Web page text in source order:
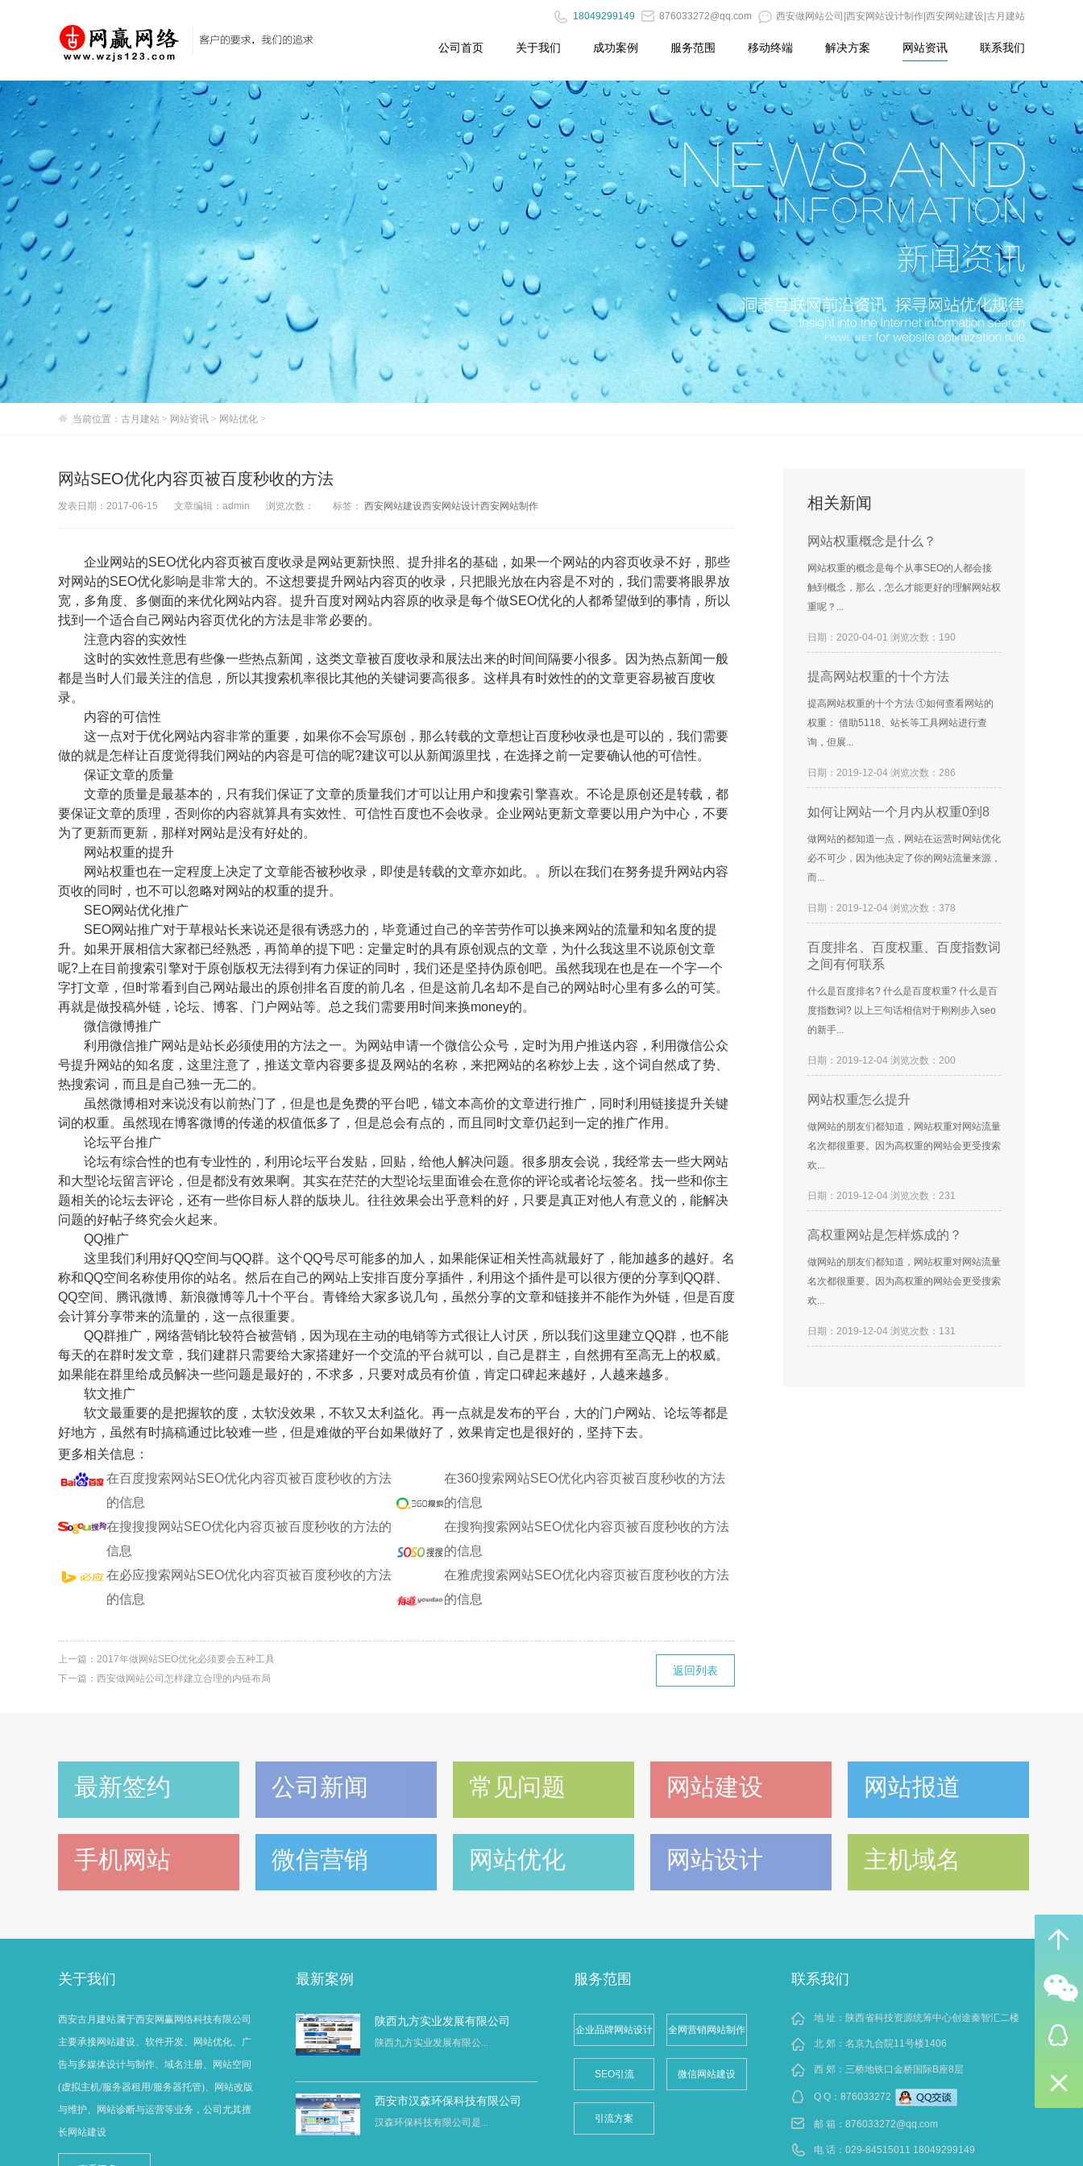
18049299149 876033272@qq.com 西安做网站公司|西安网站设计制作|西安网站建设|古月建站
公司首页 关于我们 成功案例 服务范围 移动终端 解决方案 网站资讯 联系我们
当前位置： 古月建站 > 网站资讯 > 网站优化 >
网站SEO优化内容页被百度秒收的方法
发表日期：2017-06-15 文章编辑：admin 浏览次数： 标签： 西安网站建设西安网站设计西安网站制作
企业网站的SEO优化内容页被百度收录是网站更新快照、提升排名的基础，如果一个网站的内容页收录不好，那些
对网站的SEO优化影响是非常大的。不这想要提升网站内容页的收录，只把眼光放在内容是不对的，我们需要将眼界放
宽，多角度、多侧面的来优化网站内容。提升百度对网站内容原的收录是每个做SEO优化的人都希望做到的事情，所以
找到一个适合自己网站内容页优化的方法是非常必要的。
注意内容的实效性
这时的实效性意思有些像一些热点新闻，这类文章被百度收录和展法出来的时间间隔要小很多。因为热点新闻一般
都是当时人们最关注的信息，所以其搜索机率很比其他的关键词要高很多。这样具有时效性的的文章更容易被百度收
录。
内容的可信性
这一点对于优化网站内容非常的重要，如果你不会写原创，那么转载的文章想让百度秒收录也是可以的，我们需要
做的就是怎样让百度觉得我们网站的内容是可信的呢?建议可以从新闻源里找，在选择之前一定要确认他的可信性。
保证文章的质量
文章的质量是最基本的，只有我们保证了文章的质量我们才可以让用户和搜索引擎喜欢。不论是原创还是转载，都
要保证文章的质理，否则你的内容就算具有实效性、可信性百度也不会收录。企业网站更新文章要以用户为中心，不要
为了更新而更新，那样对网站是没有好处的。
网站权重的提升
网站权重也在一定程度上决定了文章能否被秒收录，即使是转载的文章亦如此。。所以在我们在努务提升网站内容
页收的同时，也不可以忽略对网站的权重的提升。
SEO网站优化推广
SEO网站推广对于草根站长来说还是很有诱惑力的，毕竟通过自己的辛苦劳作可以换来网站的流量和知名度的提
升。如果开展相信大家都已经熟悉，再简单的提下吧：定量定时的具有原创观点的文章，为什么我这里不说原创文章
呢?上在目前搜索引擎对于原创版权无法得到有力保证的同时，我们还是坚持伪原创吧。虽然我现在也是在一个字一个
字打文章，但时常看到自己网站最出的原创排名百度的前几名，但是这前几名却不是自己的网站时心里有多么的可笑。
再就是做投稿外链，论坛、博客、门户网站等。总之我们需要用时间来换money的。
微信微博推广
利用微信推广网站是站长必须使用的方法之一。为网站申请一个微信公众号，定时为用户推送内容，利用微信公众
号提升网站的知名度，这里注意了，推送文章内容要多提及网站的名称，来把网站的名称炒上去，这个词自然成了势、
热搜索词，而且是自己独一无二的。
虽然微博相对来说没有以前热门了，但是也是免费的平台吧，锚文本高价的文章进行推广，同时利用链接提升关键
词的权重。虽然现在博客微博的传递的权值低多了，但是总会有点的，而且同时文章仍起到一定的推广作用。
论坛平台推广
论坛有综合性的也有专业性的，利用论坛平台发贴，回贴，给他人解决问题。很多朋友会说，我经常去一些大网站
和大型论坛留言评论，但是都没有效果啊。其实在茫茫的大型论坛里面谁会在意你的评论或者论坛签名。找一些和你主
题相关的论坛去评论，还有一些你目标人群的版块儿。往往效果会出乎意料的好，只要是真正对他人有意义的，能解决
问题的好帖子终究会火起来。
QQ推广
这里我们利用好QQ空间与QQ群。这个QQ号尽可能多的加人，如果能保证相关性高就最好了，能加越多的越好。名
称和QQ空间名称使用你的站名。然后在自己的网站上安排百度分享插件，利用这个插件是可以很方便的分享到QQ群、
QQ空间、腾讯微博、新浪微博等几十个平台。青锋给大家多说几句，虽然分享的文章和链接并不能作为外链，但是百度
会计算分享带来的流量的，这一点很重要。
QQ群推广，网络营销比较符合被营销，因为现在主动的电销等方式很让人讨厌，所以我们这里建立QQ群，也不能
每天的在群时发文章，我们建群只需要给大家搭建好一个交流的平台就可以，自己是群主，自然拥有至高无上的权威。
如果能在群里给成员解决一些问题是最好的，不求多，只要对成员有价值，肯定口碑起来越好，人越来越多。
软文推广
软文最重要的是把握软的度，太软没效果，不软又太利益化。再一点就是发布的平台，大的门户网站、论坛等都是
好地方，虽然有时搞稿通过比较难一些，但是难做的平台如果做好了，效果肯定也是很好的，坚持下去。
更多相关信息：
在百度搜索网站SEO优化内容页被百度秒收的方法
的信息
在360搜索网站SEO优化内容页被百度秒收的方法
的信息
在搜搜搜网站SEO优化内容页被百度秒收的方法的
信息
在搜狗搜索网站SEO优化内容页被百度秒收的方法
的信息
在必应搜索网站SEO优化内容页被百度秒收的方法
的信息
在雅虎搜索网站SEO优化内容页被百度秒收的方法
的信息
返回列表
上一篇： 2017年做网站SE​O优化必须要会五种工具
下一篇： 西安做网站公司怎样建立合理的内链布局
相关新闻
网站权重概念是什么？
网站权重的概念是每个从事SEO的人都会接
触到概念，那么，怎么才能更好的理解网站权
重呢？...
日期：2020-04-01 浏览次数：190
提高网站权重的十个方法
提高网站权重的十个方法 ①如何查看网站的
权重： 借助5118、站长等工具网站进行查
询，但展...
日期：2019-12-04 浏览次数：286
如何让网站一个月内从权重0到8
做网站的都知道一点，网站在运营时网站优化
必不可少，因为他决定了你的网站流量来源，
而...
日期：2019-12-04 浏览次数：378
百度排名、百度权重、百度指数词
之间有何联系
什么是百度排名? 什么是百度权重? 什么是百
度指数词? 以上三句话相信对于刚刚步入seo
的新手...
日期：2019-12-04 浏览次数：200
网站权重怎么提升
做网站的朋友们都知道，网站权重对网站流量
名次都很重要。因为高权重的网站会更受搜索
欢...
日期：2019-12-04 浏览次数：231
高权重网站是怎样炼成的？
做网站的朋友们都知道，网站权重对网站流量
名次都很重要。因为高权重的网站会更受搜索
欢...
日期：2019-12-04 浏览次数：131
最新签约 公司新闻 常见问题 网站建设 网站报道
手机网站 微信营销 网站优化 网站设计 主机域名
关于我们
西安古月建站属于西安网赢网络科技有限公司
主要承接网站建设、软件开发、网站优化、广
告与多媒体设计与制作、域名注册、网站空间
(虚拟主机/服务器租用/服务器托管)、网站改版
与维护、网站诊断与运营等业务，公司尤其擅
长网站建设
最新案例
陕西九方实业发展有限公司
陕西九方实业发展有限公...
西安市汉森环保科技有限公司
汉森环保科技有限公司是...
服务范围
企业品牌网站设计 全网营销网站制作
SEO引流 微信网站建设
引流方案
联系我们
地 址：陕西省科技资源统筹中心创途秦智汇二楼
北 郊：名京九合院11号楼1406
西 郊：三桥地铁口金桥国际B座8层
Q Q： 876033272
邮 箱： 876033272@qq.com
电 话：029-84515011 18049299149